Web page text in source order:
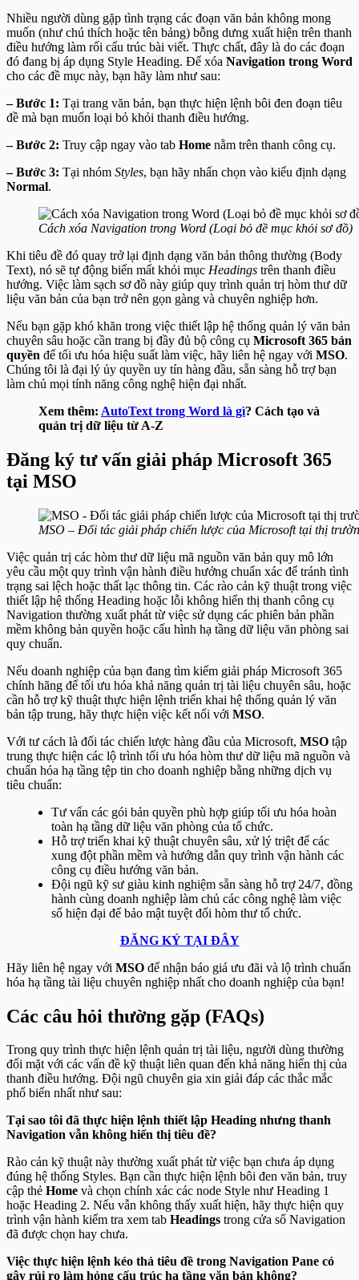
Nhiều người dùng gặp tình trạng các đoạn văn bản không mong
muốn (như chú thích hoặc tên bảng) bỗng dưng xuất hiện trên thanh
điều hướng làm rối cấu trúc bài viết. Thực chất, đây là do các đoạn
đó đang bị áp dụng Style Heading. Để xóa Navigation trong Word
cho các đề mục này, bạn hãy làm như sau:
– Bước 1: Tại trang văn bản, bạn thực hiện lệnh bôi đen đoạn tiêu
đề mà bạn muốn loại bỏ khỏi thanh điều hướng.
– Bước 2: Truy cập ngay vào tab Home nằm trên thanh công cụ.
– Bước 3: Tại nhóm Styles, bạn hãy nhấn chọn vào kiểu định dạng
Normal.
Cách xóa Navigation trong Word (Loại bỏ đề mục khỏi sơ đồ)
Khi tiêu đề đó quay trở lại định dạng văn bản thông thường (Body
Text), nó sẽ tự động biến mất khỏi mục Headings trên thanh điều
hướng. Việc làm sạch sơ đồ này giúp quy trình quản trị hòm thư dữ
liệu văn bản của bạn trở nên gọn gàng và chuyên nghiệp hơn.
Nếu bạn gặp khó khăn trong việc thiết lập hệ thống quản lý văn bản
chuyên sâu hoặc cần trang bị đầy đủ bộ công cụ Microsoft 365 bản
quyền để tối ưu hóa hiệu suất làm việc, hãy liên hệ ngay với MSO.
Chúng tôi là đại lý ủy quyền uy tín hàng đầu, sẵn sàng hỗ trợ bạn
làm chủ mọi tính năng công nghệ hiện đại nhất.
Xem thêm: AutoText trong Word là gì? Cách tạo và
quản trị dữ liệu từ A-Z
Đăng ký tư vấn giải pháp Microsoft 365
tại MSO
MSO – Đối tác giải pháp chiến lược của Microsoft tại thị
Việc quản trị các hòm thư dữ liệu mã nguồn văn bản quy mô lớn
yêu cầu một quy trình vận hành điều hướng chuẩn xác để tránh tình
trạng sai lệch hoặc thất lạc thông tin. Các rào cản kỹ thuật trong việc
thiết lập hệ thống Heading hoặc lỗi không hiển thị thanh công cụ
Navigation thường xuất phát từ việc sử dụng các phiên bản phần
mềm không bản quyền hoặc cấu hình hạ tầng dữ liệu văn phòng sai
quy chuẩn.
Nếu doanh nghiệp của bạn đang tìm kiếm giải pháp Microsoft 365
chính hãng để tối ưu hóa khả năng quản trị tài liệu chuyên sâu, hoặc
cần hỗ trợ kỹ thuật thực hiện lệnh triển khai hệ thống quản lý văn
bản tập trung, hãy thực hiện việc kết nối với MSO.
Với tư cách là đối tác chiến lược hàng đầu của Microsoft, MSO tập
trung thực hiện các lộ trình tối ưu hóa hòm thư dữ liệu mã nguồn và
chuẩn hóa hạ tầng tệp tin cho doanh nghiệp bằng những dịch vụ
tiêu chuẩn:
Tư vấn các gói bản quyền phù hợp giúp tối ưu hóa hoàn
toàn hạ tầng dữ liệu văn phòng của tổ chức.
Hỗ trợ triển khai kỹ thuật chuyên sâu, xử lý triệt để các
xung đột phần mềm và hướng dẫn quy trình vận hành các
công cụ điều hướng văn bản.
Đội ngũ kỹ sư giàu kinh nghiệm sẵn sàng hỗ trợ 24/7, đồng
hành cùng doanh nghiệp làm chủ các công nghệ làm việc
số hiện đại để bảo mật tuyệt đối hòm thư tổ chức.
ĐĂNG KÝ TẠI ĐÂY
Hãy liên hệ ngay với MSO để nhận báo giá ưu đãi và lộ trình chuẩn
hóa hạ tầng tài liệu chuyên nghiệp nhất cho doanh nghiệp của bạn!
Các câu hỏi thường gặp (FAQs)
Trong quy trình thực hiện lệnh quản trị tài liệu, người dùng thường
đối mặt với các vấn đề kỹ thuật liên quan đến khả năng hiển thị của
thanh điều hướng. Đội ngũ chuyên gia xin giải đáp các thắc mắc
phổ biến nhất như sau:
Tại sao tôi đã thực hiện lệnh thiết lập Heading nhưng thanh
Navigation vẫn không hiển thị tiêu đề?
Rào cản kỹ thuật này thường xuất phát từ việc bạn chưa áp dụng
đúng hệ thống Styles. Bạn cần thực hiện lệnh bôi đen văn bản, truy
cập thẻ Home và chọn chính xác các node Style như Heading 1
hoặc Heading 2. Nếu vẫn không thấy xuất hiện, hãy thực hiện quy
trình vận hành kiểm tra xem tab Headings trong cửa sổ Navigation
đã được chọn hay chưa.
Việc thực hiện lệnh kéo thả tiêu đề trong Navigation Pane có
gây rủi ro làm hỏng cấu trúc hạ tầng văn bản không?